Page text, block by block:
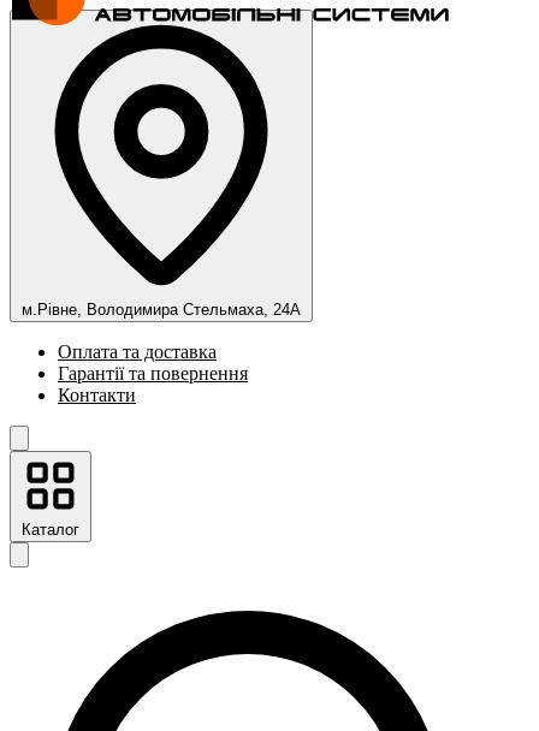
м.Рівне, Володимира Стельмаха, 24А
Оплата та доставка
Гарантії та повернення
Контакти
Каталог